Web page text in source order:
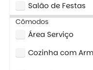
Salão de Festas
Cômodos
Área Serviço
Cozinha com